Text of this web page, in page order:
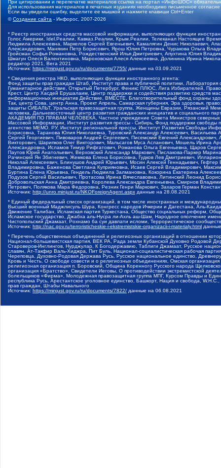
При цитировании и перепечатке материалов ссылка на портал «ИнфоШОС»
Для использования материалов в печатных изданиях необходимо письменное
Если вы увидели ошибку, выделите ее мышкой и нажмите клавиши Ctrl+Enter
©Создание сайта - Инфорос, 2007-2026
* Реестр иностранных средств массовой информации, выполняющих функции
Голос Америки, Idel.Реалии, Кавказ.Реалии, Крым.Реалии, Телеканал Настоящее
Людмила Алексеевна, Маркелов Сергей Евгеньевич, Камалягин Денис Николаевич,
Александрович, Маняхин Петр Борисович, Ярош Юлия Петровна, Чуракова Ольга
Гройсман Софья Романовна, Рождественский Илья Дмитриевич, Апухтина Юлия
Шмагун Олеся Валентиновна, Мароховская Алеся Алексеевна, Долинина Ирина
редактор 2021, Вега 2021
Источник: https://minjust.gov.ru/ru/documents/7755/ данные на 03.09.2021
* Сведения реестра НКО, выполняющих функции иностранного агента:
Фонд защиты прав граждан Штаб, Институт права и публичной политики,
Гуманитарное действие, Открытый Петербург, Феникс ПЛЮС, Лига Избирателей,
Крест, Центр Хасдей Ерушалаим, Центр поддержки и содействия развитию средств
информационных инициатив Действие, ВМЕСТЕ, Благотворительный фонд охраны
Так, центр Сова, центр Анна, Проект Апрель, Самарская губерния, Эра здоровья,
защиты СИБАЛЬТ, Уральская правозащитная группа, Женщины Евразии, Рязанский
человека, Дальневосточный центр развития гражданских инициатив и социального
АКАДЕМИЯ ПО ПРАВАМ ЧЕЛОВЕКА, Частное учреждение Совета Министров северных
Массовой Информации, Институт развития прессы - Сибирь, Фонд поддержки
агентство МЕМО. РУ, Институт региональной прессы, Институт Развития Свободы
Борисовна, Таранова Юлия Николаевна, Туровский Александр Алексеевич,
Сергей Георгиевич, Пивоваров Андрей Сергеевич, Писемский Евгений
Викторович, Шарипков Олег Викторович, Мальсагов Муса Асланович, Мошель Ирина
Александровна, Исламов Тимур Рифгатович, Романова Ольга Евгеньевна, Щаров
Паутов Юрий Анатольевич, Верховский Александр Маркович, Пислакова-Паркер
Рачинский Ян Збигневич, Жемкова Елена Борисовна, Гудков Лев Дмитриевич,
Николай Алексеевич, Блинушов Андрей Юрьевич, Мосин Алексей Геннадьевич,
Владимировна, Баженова Светлана Куприяновна, Исаев Сергей Владимирович,
Буртина Елена Юрьевна, Гендель Людмила Залмановна, Кокорина Екатерина
Подузов Сергей Васильевич, Протасова Ирина Вячеславовна, Литинский Леонид
Добровольская Анна Дмитриевна, Королева Александра Евгеньевна, Смирнов
Петрович, Полякова Мара Федоровна, Резник Генри Маркович, Захаров Герман
Источник: http://unro.minjust.ru/NKOForeignAgent.aspx данные на 28.08.2021
* Единый федеральный список организаций, в том числе иностранных и
Высший военный Маджлисуль Шура, Конгресс народов Ичкерии и Дагестана, Аль-
Движение Талибан, Исламская партия Туркестана, Общество социальных реформ,
Исламское государство, Джабха аль-Нусра ли-Ахль аш-Шам, Народное ополчение
Чистопольский Джамаат, Рохнамо ба суи давлати исломи, Террористическое
Источник: http://nac.gov.ru/terroristicheskie-i-ekstremistskie-organizacii-i-materialy.html
* Перечень общественных объединений и религиозных организаций в отношении
Национал-большевистская партия, ВЕК РА, Рада земли Кубанской Духовно Родовой
Староверов-Инглингов, Нурджулар, К Богодержавию, Таблиги Джамаат, Русское
славян, Ат-Такфир Валь-Хиджра, Пит Буль, Национал-социалистическая рабочая
Череповца, Духовно-Родовая Держава Русь, Русское национальное единство,
Кровь и Честь, О свободе совести и о религиозных объединениях, Омская
религиозная организация п. Боровский, Община Коренного Русского народа
организация «Братство», Свидетели Иеговы, О противодействии экстремистской
болельщиков «Фирма», Молодежная правозащитная группа МПГ, Курсом Правды и
республика Русь, Арестантское уголовное единство, Башкорт, Нация и свобода,
прав граждан, Штабы Навального
Источник: https://minjust.gov.ru/ru/documents/7822/ данные на 06.08.2021